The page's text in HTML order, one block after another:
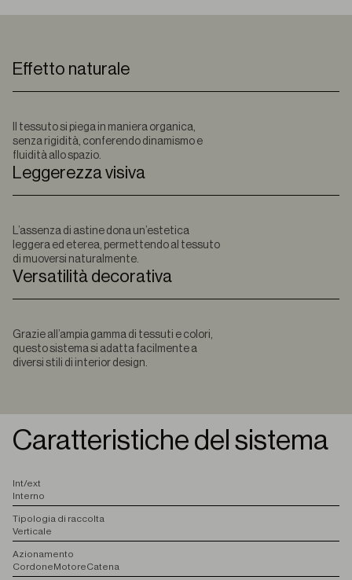
Effetto naturale
Il tessuto si piega in maniera organica,
senza rigidità, conferendo dinamismo e
fluidità allo spazio.
Leggerezza visiva
L’assenza di astine dona un’estetica
leggera ed eterea, permettendo al tessuto
di muoversi naturalmente.
Versatilità decorativa
Grazie all’ampia gamma di tessuti e colori,
questo sistema si adatta facilmente a
diversi stili di interior design.
Caratteristiche del sistema
Int/ext
Interno
Tipologia di raccolta
Verticale
Azionamento
CordoneMotoreCatena